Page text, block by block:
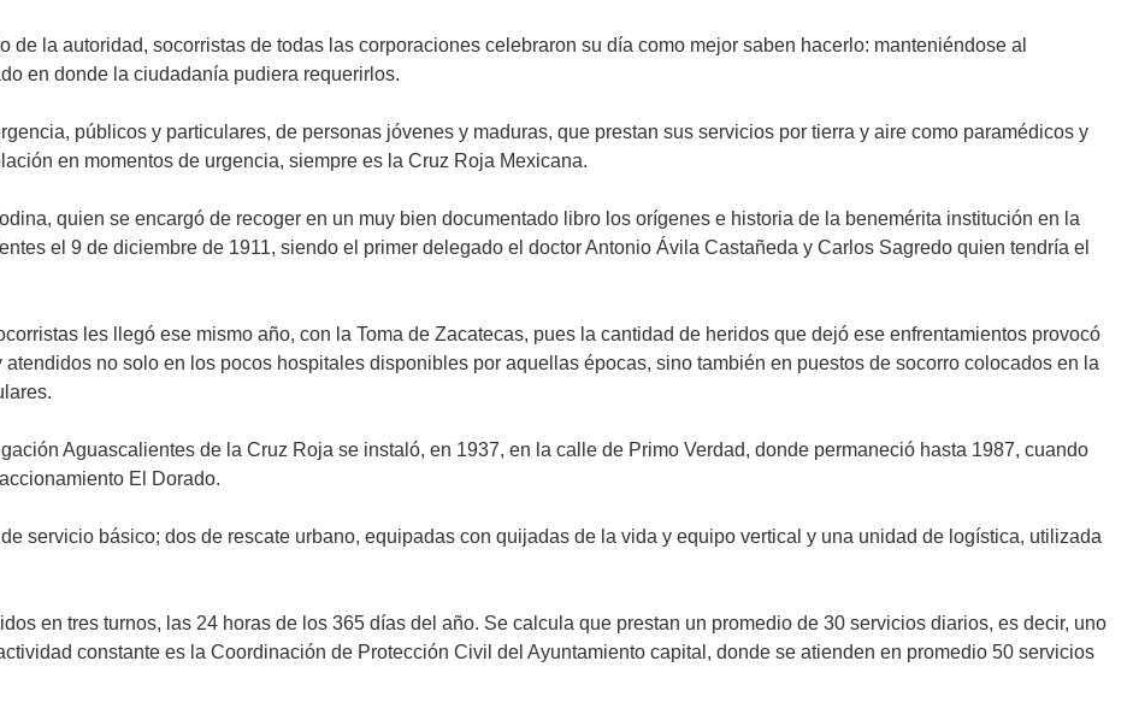
la autoridad, socorristas de todas las corporaciones celebraron su día como mejor saben hacerlo: manteniéndose al
en donde la ciudadanía pudiera requerirlos.
públicos y particulares, de personas jóvenes y maduras, que prestan sus servicios por tierra y aire como paramédicos y
en momentos de urgencia, siempre es la Cruz Roja Mexicana.
quien se encargó de recoger en un muy bien documentado libro los orígenes e historia de la benemérita institución en la
el 9 de diciembre de 1911, siendo el primer delegado el doctor Antonio Ávila Castañeda y Carlos Sagredo quien tendría el
les llegó ese mismo año, con la Toma de Zacatecas, pues la cantidad de heridos que dejó ese enfrentamientos provocó
no solo en los pocos hospitales disponibles por aquellas épocas, sino también en puestos de socorro colocados en la
Aguascalientes de la Cruz Roja se instaló, en 1937, en la calle de Primo Verdad, donde permaneció hasta 1987, cuando
El Dorado.
servicio básico; dos de rescate urbano, equipadas con quijadas de la vida y equipo vertical y una unidad de logística, utilizada
en tres turnos, las 24 horas de los 365 días del año. Se calcula que prestan un promedio de 30 servicios diarios, es decir, uno
constante es la Coordinación de Protección Civil del Ayuntamiento capital, donde se atienden en promedio 50 servicios